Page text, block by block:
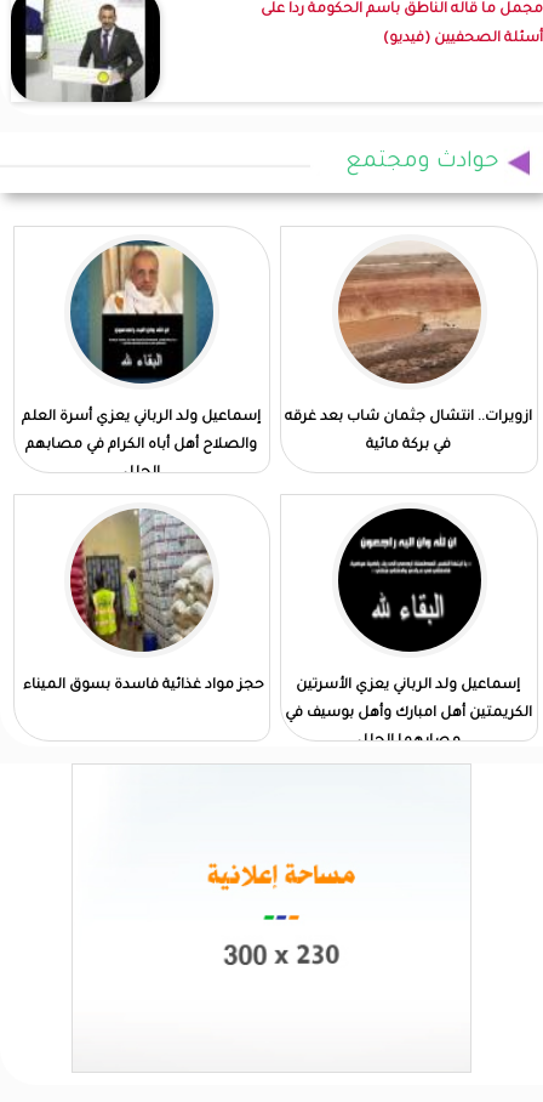
مجمل ما قاله الناطق باسم الحكومة ردا على
أسئلة الصحفيين (فيديو)
حوادث ومجتمع
ازويرات.. انتشال جثمان شاب بعد غرقه
في بركة مائية
إسماعيل ولد الرباني يعزي أسرة العلم
والصلاح أهل أباه الكرام في مصابهم
الجلل
إسماعيل ولد الرباني يعزي الأسرتين
الكريمتين أهل امبارك وأهل بوسيف في
مصابهما الجلل
حجز مواد غذائية فاسدة بسوق الميناء